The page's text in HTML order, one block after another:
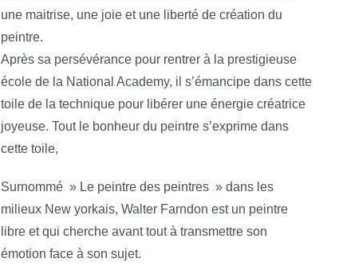
une maitrise, une joie et une liberté de création du
peintre.
Après sa persévérance pour rentrer à la prestigieuse
école de la National Academy, il s’émancipe dans cette
toile de la technique pour libérer une énergie créatrice
joyeuse. Tout le bonheur du peintre s’exprime dans
cette toile,
Surnommé » Le peintre des peintres » dans les
milieux New yorkais, Walter Farndon est un peintre
libre et qui cherche avant tout à transmettre son
émotion face à son sujet.